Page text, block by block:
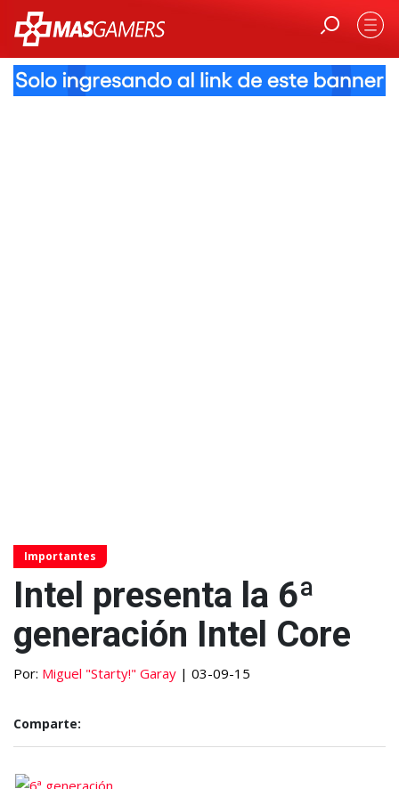
Importantes
Intel presenta la 6ª
generación Intel Core
Por: Miguel "Starty!" Garay | 03-09-15
Comparte: